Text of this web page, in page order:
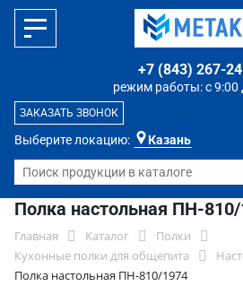
Выберите локацию: Казань
режим работы: с 9:00
+7 (843) 267-
ЗАКАЗАТЬ ЗВОНОК
Полка настольная ПН-
Главная Каталог
Полки
Кухонные полки для общепита
Полка настольная ПН-810/1974